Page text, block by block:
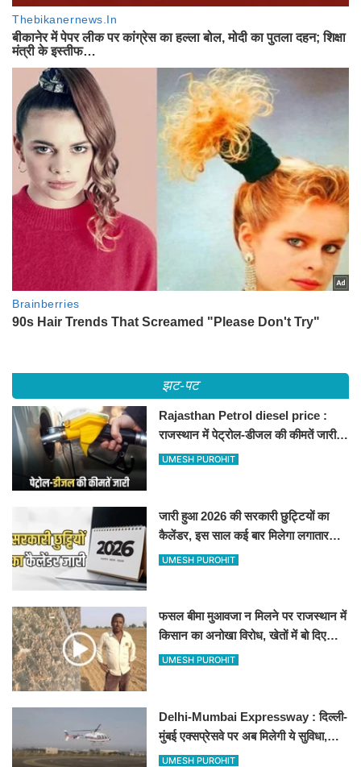
झट-पट
Rajasthan Petrol diesel price :
राजस्थान में पेट्रोल-डीजल की कीमतें जारी,
जानिए बीकानेर समेत पुरे प्रदेश में नए रेट
UMESH PUROHIT
जारी हुआ 2026 की सरकारी छुट्टियों का
कैलेंडर, इस साल कई बार मिलेगा लगातार
अवकाश, देखें
UMESH PUROHIT
फसल बीमा मुआवजा न मिलने पर राजस्थान में
किसान का अनोखा विरोध, खेतों में बो दिए
500-500 रुपए के नोट, वीडियो वायरल
UMESH PUROHIT
Delhi-Mumbai Expressway : दिल्ली-
मुंबई एक्सप्रेसवे पर अब मिलेगी ये सुविधा,
हेलीकॉप्टर सर्विस से तुरंत घायल पहुंचेगा
UMESH PUROHIT